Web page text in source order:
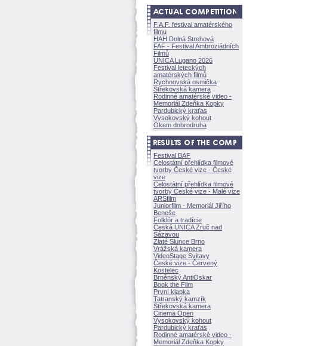
F.A.F. festival amatérského
filmu
HAH Dolná Strehov
FAF - Festival Ambroziádních
Filmů
UNICA Lugano 2026
Festival leteckých
amatérských filmů
Rychnovská osmička
Střekovská kamera
Rodinné amatérské video -
Memoriál Zdeňka Kopky
Pardubický kraťas
Vysokovský kohout
Okem dobrodruha
Festival BAF
Celostátní přehlídka filmové
tvorby České vize - České
vize
Celostátní přehlídka filmové
tvorby České vize - Malé vize
ARSfilm
Juniorfilm - Memoriál Jiřího
Beneše
Folklór a tradície
Česká UNICA Zruč nad
Sázavou
Zlaté Slunce Brno
Vrážská kamera
VideoStage Svitavy
České vize - Červený
Kostelec
Brněnský AntiOskar
Book the Film
První klapka
Tatranský kamzík
Střekovská kamera
Cinema Open
Vysokovský kohout
Pardubický kraťas
Rodinné amatérské video -
Memoriál Zdeňka Kopky